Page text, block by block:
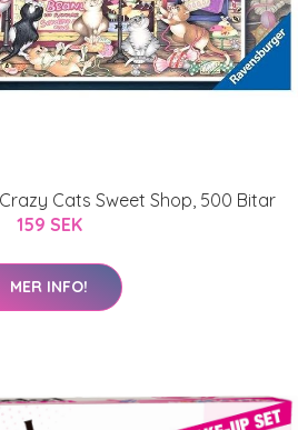
Cats Sweet Shop, 500 Bitar
159 SEK
MER INFO!